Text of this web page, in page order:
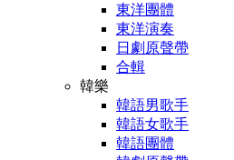
東洋團體
東洋演奏
日劇原聲帶
合輯
韓樂
韓語男歌手
韓語女歌手
韓語團體